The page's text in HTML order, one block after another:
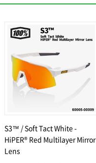
S3™ / Soft Tact White -
HiPER® Red Multilayer Mirror
Lens